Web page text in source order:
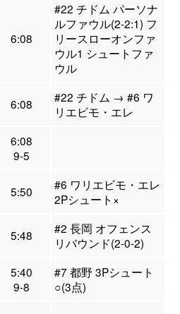
6:08
#22 チドム パーソナ
ルファウル(2-2:1) フ
リースローオンファ
ウル1 シュートファ
ウル
6:08
#22 チドム → #6 ワ
リエビモ・エレ
6:08
9-5
5:50
#6 ワリエビモ・エレ
2Pシュート×
5:48
#2 長岡 オフェンス
リバウンド(2-0-2)
5:40
9-8
#7 都野 3Pシュート
○(3点)